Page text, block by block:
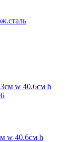
w 40.6см h